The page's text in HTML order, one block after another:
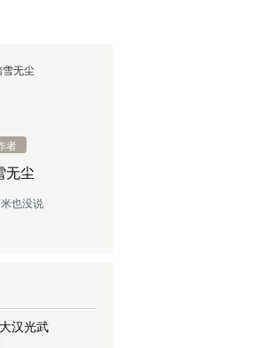
者
无尘
也没说
大汉光武